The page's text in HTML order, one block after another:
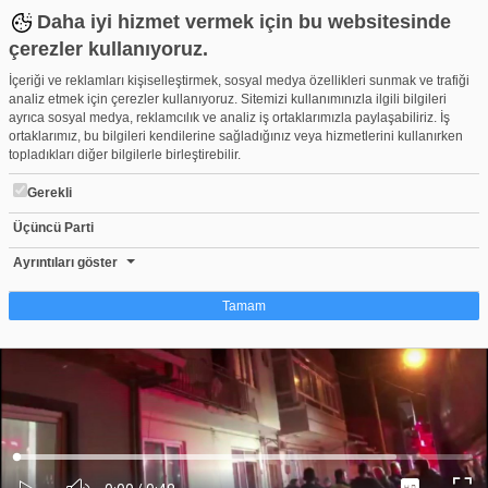
Daha iyi hizmet vermek için bu websitesinde
çerezler kullanıyoruz.
İçeriği ve reklamları kişiselleştirmek, sosyal medya özellikleri sunmak ve trafiği
analiz etmek için çerezler kullanıyoruz. Sitemizi kullanımınızla ilgili bilgileri
ayrıca sosyal medya, reklamcılık ve analiz iş ortaklarımızla paylaşabiliriz. İş
ortaklarımız, bu bilgileri kendilerine sağladığınız veya hizmetlerini kullanırken
topladıkları diğer bilgilerle birleştirebilir.
Gerekli
Üçüncü Parti
Ayrıntıları göster
Tamam
Çerez nedir?
Çerezler, web-sitelerinin, kullanıcıların deneyimlerini daha verimli hale getirmek
amacıyla kullandığı küçük metin dosyalarıdır. Yasalara göre, bu sitenin
işletilmesi için kesinlikle gerekli olan çerezleri cihazınıza yerleştirebiliyoruz.
Diğer çerez türleri için sizden izin almamız gerekiyor. Bu site farklı çerez türleri
kullanmaktadır. Bazı çerezler, sayfalarımızda yer alan üçüncü şahıs hizmetleri
tarafından yerleştirilir. İzniniz şu alanlar için geçerlidir: web.tv
Ses
Yüklendi:
Yükleniyor:
Bursa'da gece yarısı çıkan yangında 3 aylık bebek ve abisi